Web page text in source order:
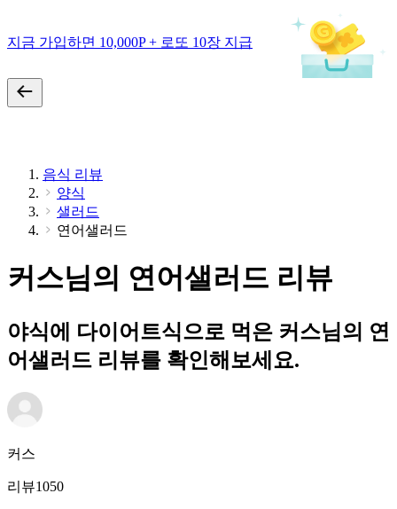
지금 가입하면 10,000P + 로또 10장 지급
음식 리뷰
양식
샐러드
연어샐러드
커스님의 연어샐러드 리뷰
야식에 다이어트식으로 먹은 커스님의 연
어샐러드 리뷰를 확인해보세요.
커스
리뷰1050